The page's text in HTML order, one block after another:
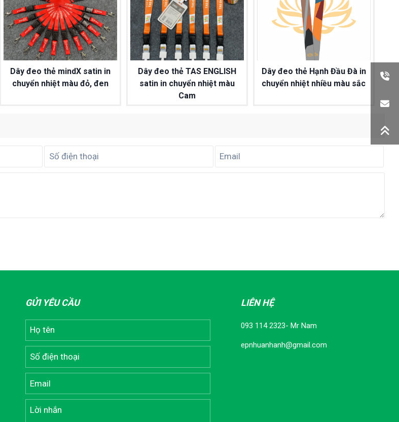
Dây đeo thẻ mindX satin in
chuyển nhiệt màu đỏ, đen
Dây đeo thẻ TAS ENGLISH
satin in chuyển nhiệt màu
Cam
Dây đeo thẻ Hạnh Đầu Đà in
chuyển nhiệt nhiều màu sắc
GỬI YÊU CẦU LIÊN HỆ
093 114 2323- Mr Nam
epnhuanhanh@gmail.com